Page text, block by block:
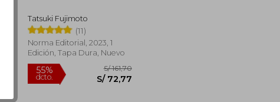
Tatsuki Fujimoto
(11)
Norma Editorial, 2023, 1
Edición, Tapa Dura, Nuevo